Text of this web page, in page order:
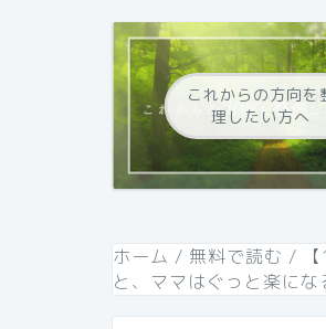
これからの方向を
理したい方へ
ホーム / 無料で読む /
と、ママはぐっと楽に